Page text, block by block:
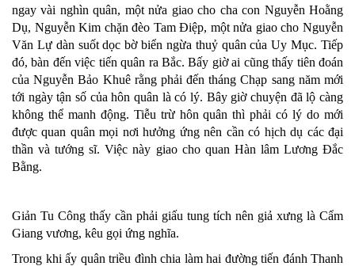
ngay vài nghìn quân, một nửa giao cho cha con Nguyễn Hoằng
Dụ, Nguyễn Kim chặn đèo Tam Điệp, một nửa giao cho Nguyễn
Văn Lự dàn suốt dọc bờ biển ngừa thuỷ quân của Uy Mục. Tiếp
đó, bàn đến việc tiến quân ra Bắc. Bấy giờ ai cũng thấy tiên đoán
của Nguyễn Bảo Khuê rằng phải đến tháng Chạp sang năm mới
tới ngày tận số của hôn quân là có lý. Bây giờ chuyện đã lộ càng
không thể manh động. Tiễu trừ hôn quân thì phải có lý do mới
được quan quân mọi nơi hưởng ứng nên cần có hịch dụ các đại
thần và tướng sĩ. Việc này giao cho quan Hàn lâm Lương Đắc
Bằng.
Giản Tu Công thấy cần phải giấu tung tích nên giả xưng là Cẩm
Giang vương, kêu gọi ứng nghĩa.
Trong khi ấy quân triều đình chia làm hai đường tiến đánh Thanh